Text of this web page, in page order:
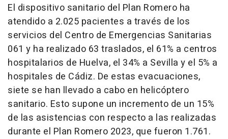
El dispositivo sanitario del Plan Romero ha
atendido a 2.025 pacientes a través de los
servicios del Centro de Emergencias Sanitarias
061 y ha realizado 63 traslados, el 61% a centros
hospitalarios de Huelva, el 34% a Sevilla y el 5% a
hospitales de Cádiz. De estas evacuaciones,
siete se han llevado a cabo en helicóptero
sanitario. Esto supone un incremento de un 15%
de las asistencias con respecto a las realizadas
durante el Plan Romero 2023, que fueron 1.761.